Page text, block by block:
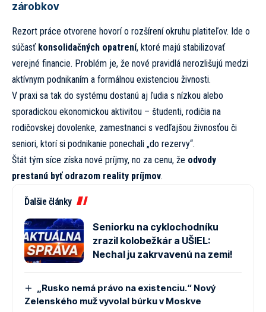
zárobkov
Rezort práce otvorene hovorí o rozšírení okruhu platiteľov. Ide o
súčasť konsolidačných opatrení, ktoré majú stabilizovať
verejné financie. Problém je, že nové pravidlá nerozlišujú medzi
aktívnym podnikaním a formálnou existenciou živnosti.
V praxi sa tak do systému dostanú aj ľudia s nízkou alebo
sporadickou ekonomickou aktivitou – študenti, rodičia na
rodičovskej dovolenke, zamestnanci s vedľajšou živnosťou či
seniori, ktorí si podnikanie ponechali „do rezervy“.
Štát tým síce získa nové príjmy, no za cenu, že odvody
prestanú byť odrazom reality príjmov.
Ďalšie články
Seniorku na cyklochodníku
zrazil kolobežkár a UŠIEL:
Nechal ju zakrvavenú na zemi!
„Rusko nemá právo na existenciu.“ Nový
Zelenského muž vyvolal búrku v Moskve